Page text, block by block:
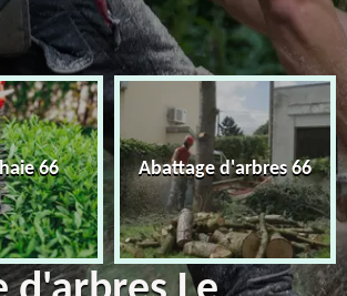
66 Abattage d'arbres 66